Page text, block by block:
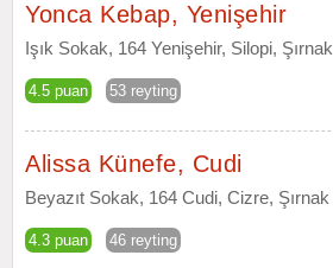
Yonca Kebap, Yenişehir
Işık Sokak, 164 Yenişehir, Silopi, Şırnak
4.5 puan 53 reyting
Alissa Künefe, Cudi
Beyazıt Sokak, 164 Cudi, Cizre, Şırnak
4.3 puan 46 reyting